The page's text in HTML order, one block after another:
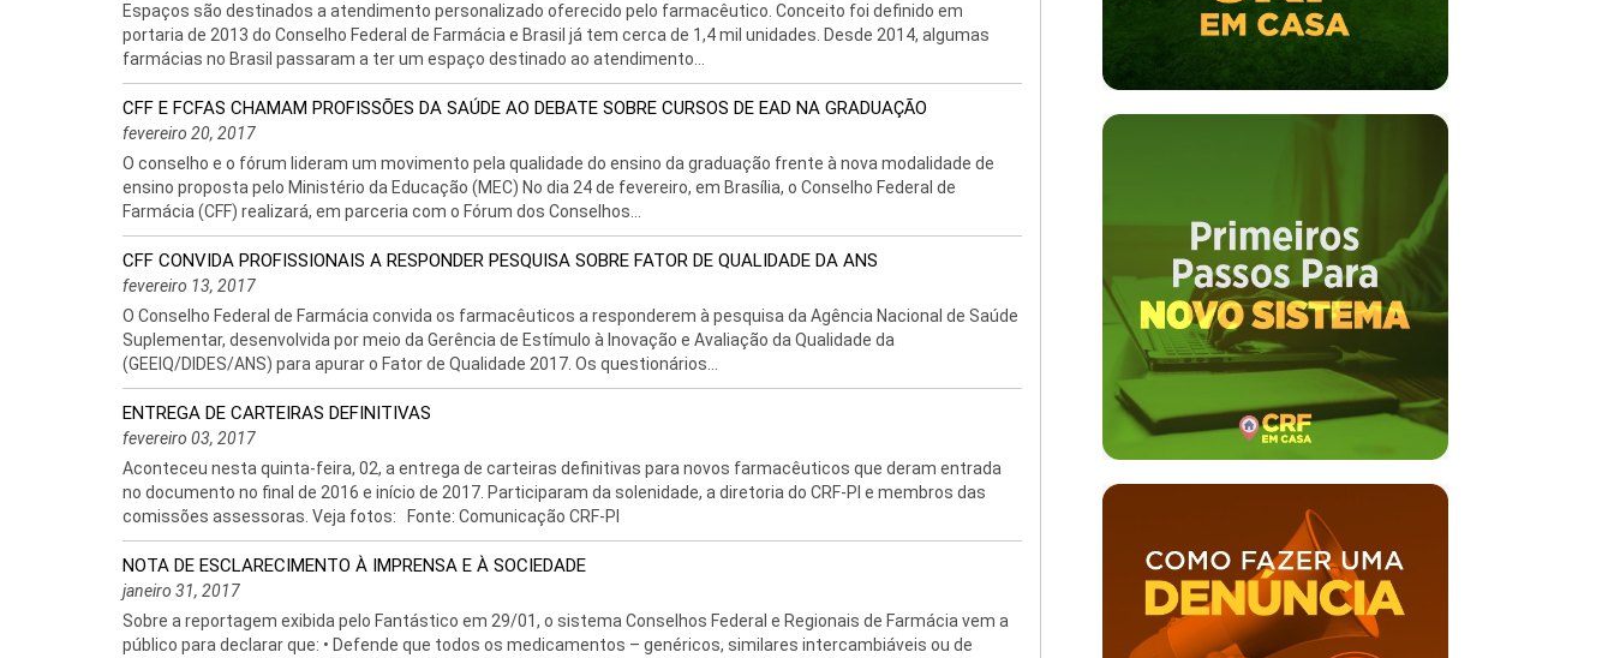
Espaços são destinados a atendimento personalizado oferecido pelo farmacêutico. Conceito foi definido em
portaria de 2013 do Conselho Federal de Farmácia e Brasil já tem cerca de 1,4 mil unidades. Desde 2014, algumas
farmácias no Brasil passaram a ter um espaço destinado ao atendimento...
CFF E FCFAS CHAMAM PROFISSÕES DA SAÚDE AO DEBATE SOBRE CURSOS DE EAD NA GRADUAÇÃO
fevereiro 20, 2017
O conselho e o fórum lideram um movimento pela qualidade do ensino da graduação frente à nova modalidade de
ensino proposta pelo Ministério da Educação (MEC) No dia 24 de fevereiro, em Brasília, o Conselho Federal de
Farmácia (CFF) realizará, em parceria com o Fórum dos Conselhos...
CFF CONVIDA PROFISSIONAIS A RESPONDER PESQUISA SOBRE FATOR DE QUALIDADE DA ANS
fevereiro 13, 2017
O Conselho Federal de Farmácia convida os farmacêuticos a responderem à pesquisa da Agência Nacional de Saúde
Suplementar, desenvolvida por meio da Gerência de Estímulo à Inovação e Avaliação da Qualidade da
(GEEIQ/DIDES/ANS) para apurar o Fator de Qualidade 2017. Os questionários...
ENTREGA DE CARTEIRAS DEFINITIVAS
fevereiro 03, 2017
Aconteceu nesta quinta-feira, 02, a entrega de carteiras definitivas para novos farmacêuticos que deram entrada
no documento no final de 2016 e início de 2017. Participaram da solenidade, a diretoria do CRF-PI e membros das
comissões assessoras. Veja fotos: Fonte: Comunicação CRF-PI
NOTA DE ESCLARECIMENTO À IMPRENSA E À SOCIEDADE
janeiro 31, 2017
Sobre a reportagem exibida pelo Fantástico em 29/01, o sistema Conselhos Federal e Regionais de Farmácia vem a
público para declarar que: • Defende que todos os medicamentos – genéricos, similares intercambiáveis ou de